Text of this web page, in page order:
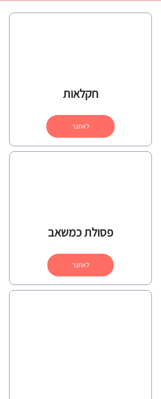
חקלאות
לאתגר
פסולת כמשאב
לאתגר